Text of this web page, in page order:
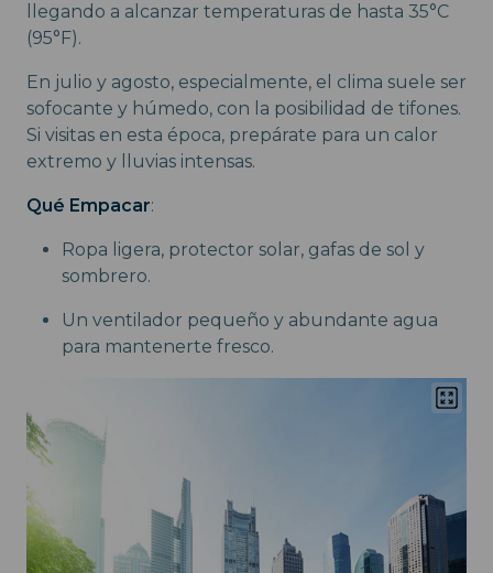
llegando a alcanzar temperaturas de hasta 35°C
(95°F).
En julio y agosto, especialmente, el clima suele ser
sofocante y húmedo, con la posibilidad de tifones.
Si visitas en esta época, prepárate para un calor
extremo y lluvias intensas.
Qué Empacar:
Ropa ligera, protector solar, gafas de sol y
sombrero.
Un ventilador pequeño y abundante agua
para mantenerte fresco.